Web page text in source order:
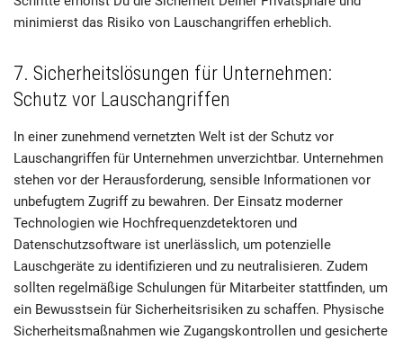
minimierst das Risiko von Lauschangriffen erheblich.
7. Sicherheitslösungen für Unternehmen:
Schutz vor Lauschangriffen
In einer zunehmend vernetzten Welt ist der Schutz vor
Lauschangriffen für Unternehmen unverzichtbar. Unternehmen
stehen vor der Herausforderung, sensible Informationen vor
unbefugtem Zugriff zu bewahren. Der Einsatz moderner
Technologien wie Hochfrequenzdetektoren und
Datenschutzsoftware ist unerlässlich, um potenzielle
Lauschgeräte zu identifizieren und zu neutralisieren. Zudem
sollten regelmäßige Schulungen für Mitarbeiter stattfinden, um
ein Bewusstsein für Sicherheitsrisiken zu schaffen. Physische
Sicherheitsmaßnahmen wie Zugangskontrollen und gesicherte